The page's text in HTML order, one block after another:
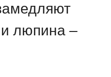
люпина –